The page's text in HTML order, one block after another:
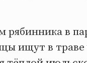
в
ищут в траве